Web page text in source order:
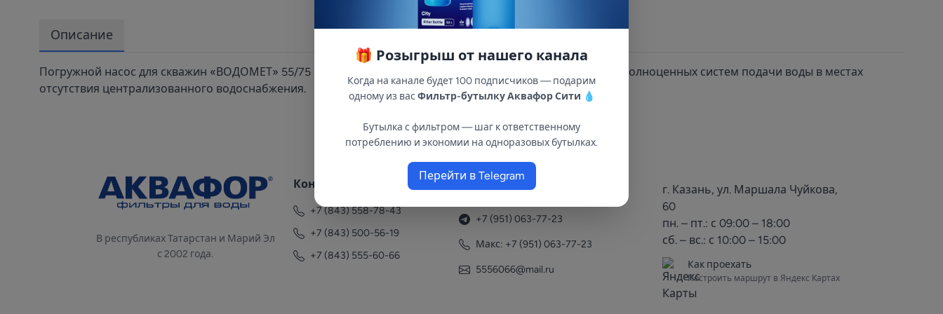
Описание
Погружной насос для скважин «ВОДОМЕТ» 55/75 разработан компанией ООО «ДЖИЛЕКС» для создания полноценных систем подачи воды в местах
отсутствия централизованного водоснабжения.
В республиках Татарстан и Марий Эл
с 2002 года.
Контакты
+7 (843) 558-78-43
+7 (843) 500-56-19
+7 (843) 555-60-66
+7 (951) 063-77-23
+7 (951) 063-77-23
Макс: +7 (951) 063-77-23
5556066@mail.ru
г. Казань, ул. Маршала Чуйкова,
60
пн. – пт.: с 09:00 – 18:00
сб. – вс.: с 10:00 – 15:00
Как проехать
Построить маршрут в Яндекс Картах
🎁 Розыгрыш от нашего канала
Когда на канале будет 100 подписчиков — подарим
одному из вас Фильтр-бутылку Аквафор Сити 💧
Бутылка с фильтром — шаг к ответственному
потреблению и экономии на одноразовых бутылках.
Перейти в Telegram